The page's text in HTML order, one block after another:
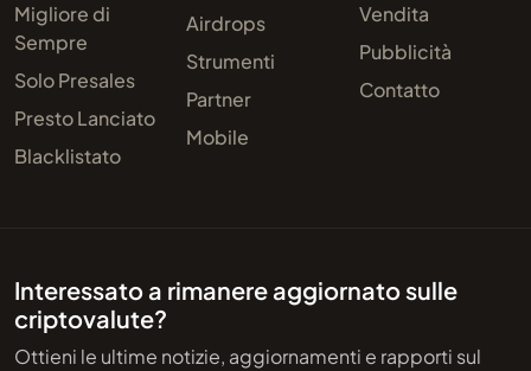
Migliore di
Sempre
Solo Presales
Presto Lanciato
Blacklistato
Airdrops
Strumenti
Partner
Mobile
Vendita
Pubblicità
Contatto
Interessato a rimanere aggiornato sulle
criptovalute?
Ottieni le ultime notizie, aggiornamenti e rapporti sul